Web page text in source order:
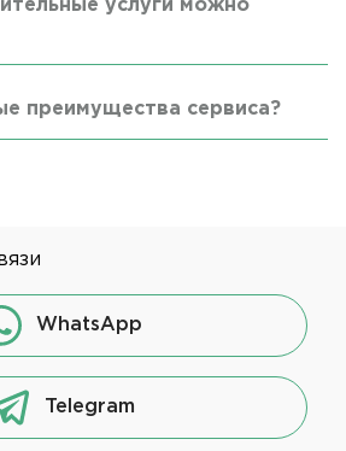
услуги можно
преимущества сервиса?
WhatsApp
Telegram